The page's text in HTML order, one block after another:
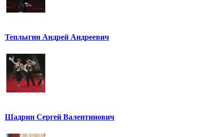
Теплыгин Андрей Андреевич
Шадрин Сергей Валентинович